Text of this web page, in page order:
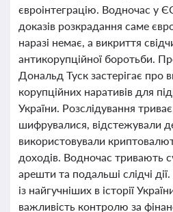
євроінтеграцію. Водночас у
доказів розкрадання саме
наразі немає, а викриття
антикорупційної боротьби.
Дональд Туск застерігає про
корупційних наративів для
України. Розслідування
шифрувалися, відстежували
використовували
доходів. Водночас тривають
арешти та подальші слідчі
із найгучніших в історії
важливість контролю за